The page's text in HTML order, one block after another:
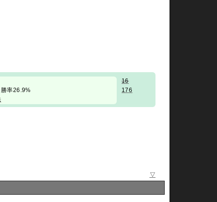
勝率26.9%
16
176
▽